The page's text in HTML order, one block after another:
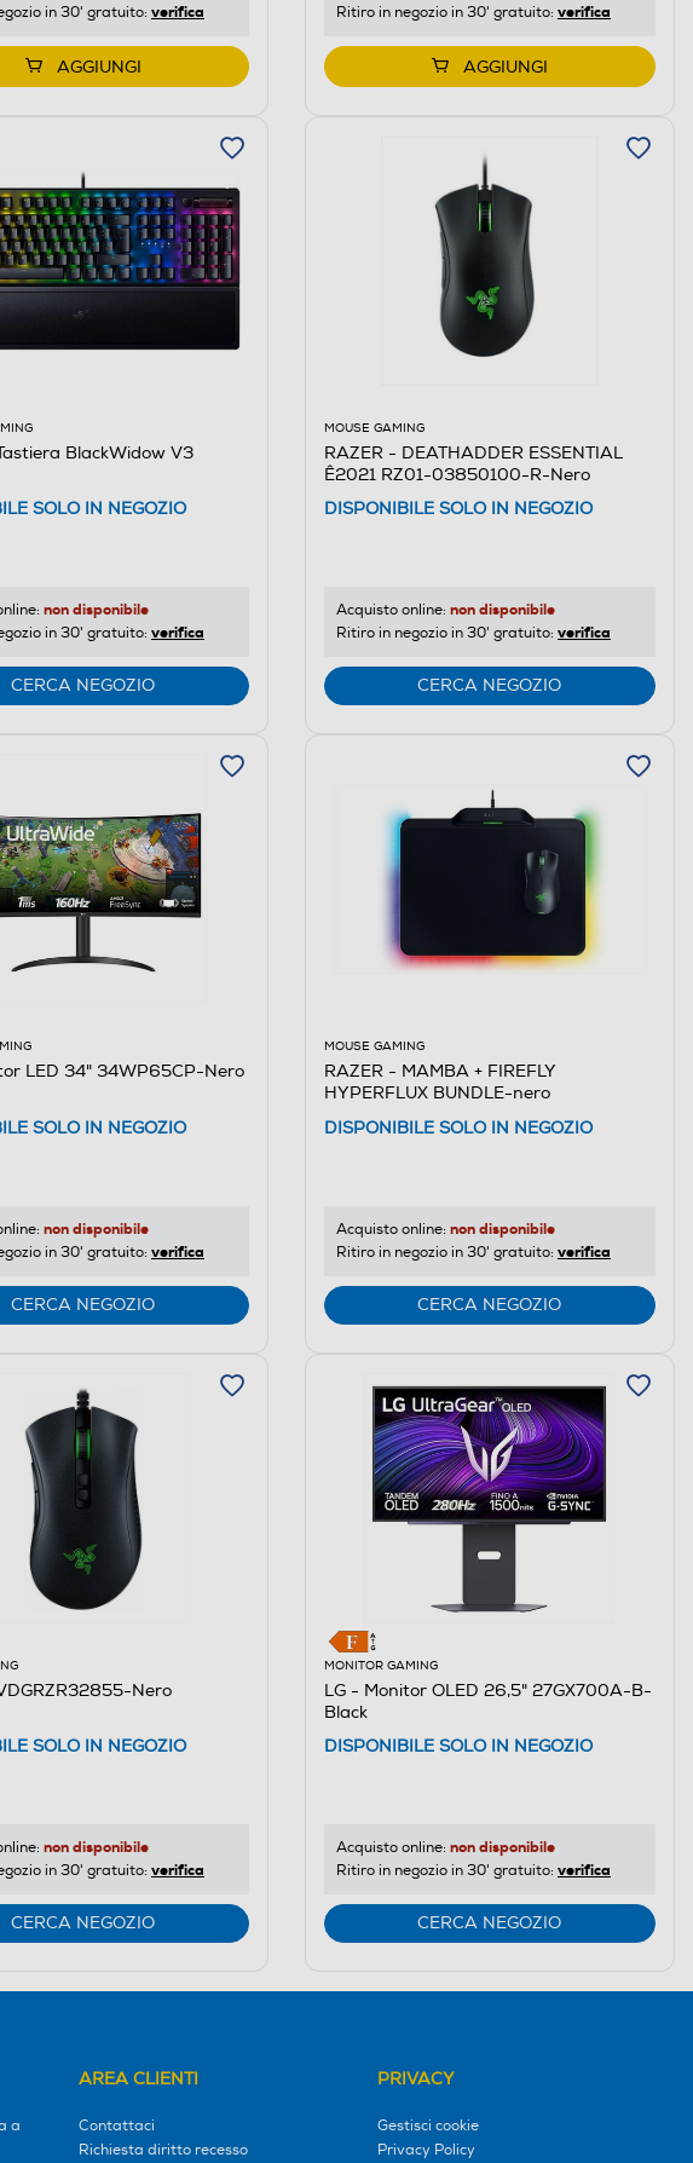
in 30' gratuito: verifica
AGGIUNGI
Ritiro in negozio in 30' gratuito: verifica
AGGIUNGI
BlackWidow V3
SOLO IN NEGOZIO
non disponibile
in 30' gratuito: verifica
CERCA NEGOZIO
MOUSE GAMING
RAZER - DEATHADDER ESSENTIAL
Ê2021 RZ01-03850100-R-Nero
DISPONIBILE SOLO IN NEGOZIO
Acquisto online: non disponibile
Ritiro in negozio in 30' gratuito: verifica
CERCA NEGOZIO
LED 34" 34WP65CP-Nero
SOLO IN NEGOZIO
non disponibile
in 30' gratuito: verifica
CERCA NEGOZIO
MOUSE GAMING
RAZER - MAMBA + FIREFLY
HYPERFLUX BUNDLE-nero
DISPONIBILE SOLO IN NEGOZIO
Acquisto online: non disponibile
Ritiro in negozio in 30' gratuito: verifica
CERCA NEGOZIO
Nero
SOLO IN NEGOZIO
non disponibile
in 30' gratuito: verifica
CERCA NEGOZIO
MONITOR GAMING
LG - Monitor OLED 26,5" 27GX700A-B-
Black
DISPONIBILE SOLO IN NEGOZIO
Acquisto online: non disponibile
Ritiro in negozio in 30' gratuito: verifica
CERCA NEGOZIO
a
AREA CLIENTI
Contattaci
Richiesta diritto recesso
PRIVACY
Gestisci cookie
Privacy Policy